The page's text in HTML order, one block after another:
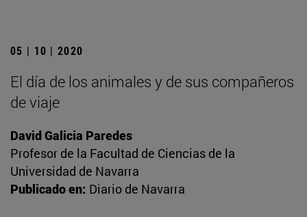
05 | 10 | 2020
El día de los animales y de sus compañeros
de viaje
David Galicia Paredes
Profesor de la Facultad de Ciencias de la
Universidad de Navarra
Publicado en: Diario de Navarra